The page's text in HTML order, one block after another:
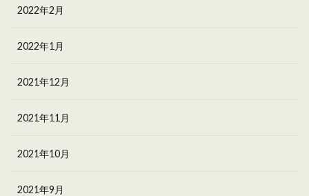
2022年2月
2022年1月
2021年12月
2021年11月
2021年10月
2021年9月